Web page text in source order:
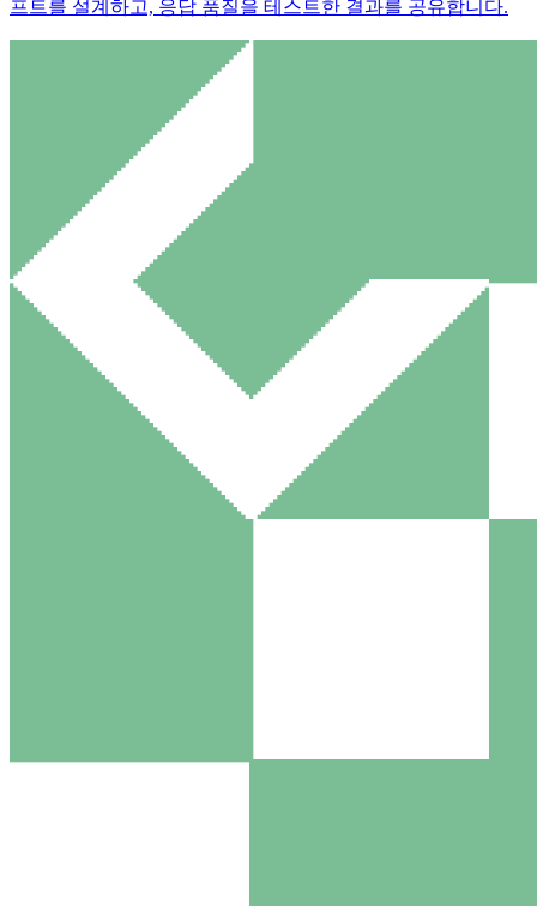
프트를 설계하고, 응답 품질을 테스트한 결과를 공유합니다.